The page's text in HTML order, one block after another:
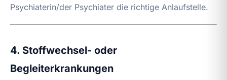
Psychiaterin/der Psychiater die richtige Anlaufstelle.
4. Stoffwechsel- oder
Begleiterkrankungen